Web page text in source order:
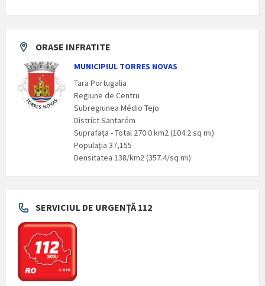
ORASE INFRATITE
MUNICIPIUL TORRES NOVAS
Tara Portugalia
Regiune de Centru
Subregiunea Médio Tejo
District Santarém
Suprafaţa - Total 270.0 km2 (104.2 sq mi)
Populaţia 37,155
Densitatea 138/km2 (357.4/sq mi)
SERVICIUL DE URGENȚĂ 112